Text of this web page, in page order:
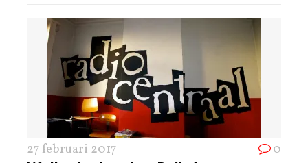
27 februari 2017 0